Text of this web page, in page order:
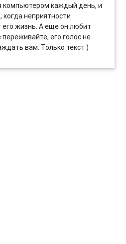
компьютером каждый день, и
когда неприятности
его жизнь. А еще он любит
переживайте, его голос не
вам. Только текст )